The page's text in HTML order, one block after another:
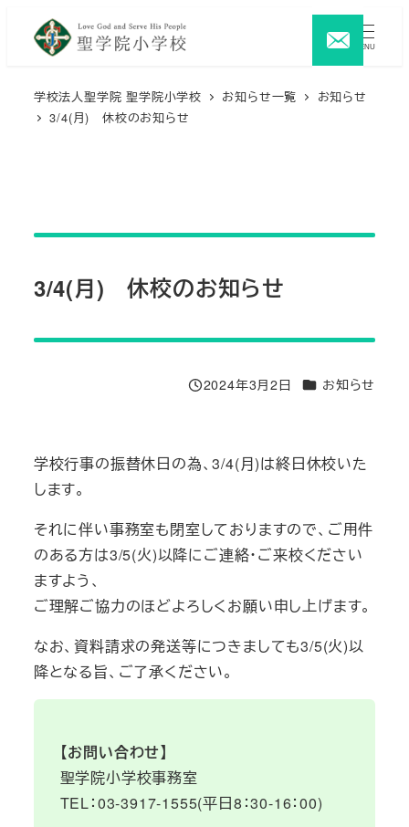
MENU
学校法人聖学院 聖学院小学校 お知らせ一覧
お知らせ
3/4(月) 休校のお知らせ
3/4(月) 休校のお知らせ
投稿日
2024年3月2日 カテゴリー
お知らせ
学校行事の振替休日の為、3/4(月)は終日休校いた
します。
それに伴い事務室も閉室しておりますので、ご用件
のある方は3/5(火)以降にご連絡・ご来校ください
ますよう、
ご理解ご協力のほどよろしくお願い申し上げます。
なお、資料請求の発送等につきましても3/5(火)以
降となる旨、ご了承ください。
【お問い合わせ】
聖学院小学校事務室
TEL：03-3917-1555(平日8：30-16：00)